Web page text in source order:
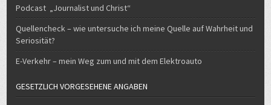
Podcast „Journalist und Christ“
Quellencheck – wie untersuche ich meine Quelle auf Wahrheit und
Seriosität?
E-Verkehr – mein Weg zum und mit dem Elektroauto
GESETZLICH VORGESEHENE ANGABEN